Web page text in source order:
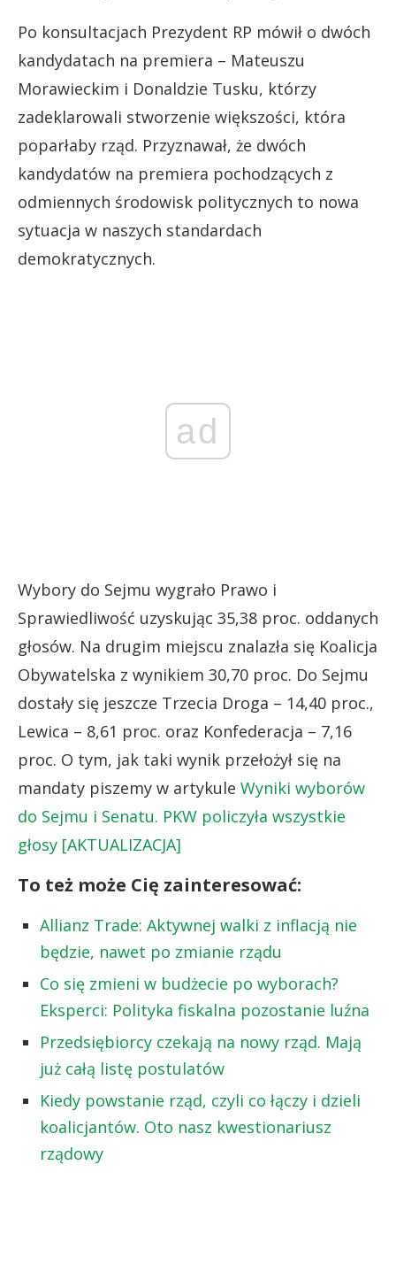
Po konsultacjach Prezydent RP mówił o dwóch
kandydatach na premiera – Mateuszu
Morawieckim i Donaldzie Tusku, którzy
zadeklarowali stworzenie większości, która
poparłaby rząd. Przyznawał, że dwóch
kandydatów na premiera pochodzących z
odmiennych środowisk politycznych to nowa
sytuacja w naszych standardach
demokratycznych.
ad
Wybory do Sejmu wygrało Prawo i
Sprawiedliwość uzyskując 35,38 proc. oddanych
głosów. Na drugim miejscu znalazła się Koalicja
Obywatelska z wynikiem 30,70 proc. Do Sejmu
dostały się jeszcze Trzecia Droga – 14,40 proc.,
Lewica – 8,61 proc. oraz Konfederacja – 7,16
proc. O tym, jak taki wynik przełożył się na
mandaty piszemy w artykule Wyniki wyborów
do Sejmu i Senatu. PKW policzyła wszystkie
głosy [AKTUALIZACJA]
To też może Cię zainteresować:
Allianz Trade: Aktywnej walki z inflacją nie
będzie, nawet po zmianie rządu
Co się zmieni w budżecie po wyborach?
Eksperci: Polityka fiskalna pozostanie luźna
Przedsiębiorcy czekają na nowy rząd. Mają
już całą listę postulatów
Kiedy powstanie rząd, czyli co łączy i dzieli
koalicjantów. Oto nasz kwestionariusz
rządowy